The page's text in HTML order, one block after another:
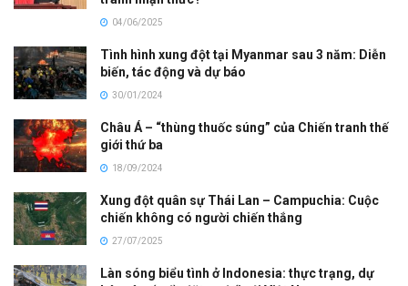
04/06/2025
Tình hình xung đột tại Myanmar sau 3 năm: Diễn
biến, tác động và dự báo
30/01/2024
Châu Á – “thùng thuốc súng” của Chiến tranh thế
giới thứ ba
18/09/2024
Xung đột quân sự Thái Lan – Campuchia: Cuộc
chiến không có người chiến thắng
27/07/2025
Làn sóng biểu tình ở Indonesia: thực trạng, dự